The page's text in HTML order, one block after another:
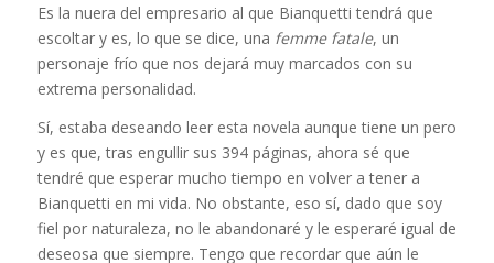
Es la nuera del empresario al que Bianquetti tendrá que
escoltar y es, lo que se dice, una femme fatale, un
personaje frío que nos dejará muy marcados con su
extrema personalidad.
Sí, estaba deseando leer esta novela aunque tiene un pero
y es que, tras engullir sus 394 páginas, ahora sé que
tendré que esperar mucho tiempo en volver a tener a
Bianquetti en mi vida. No obstante, eso sí, dado que soy
fiel por naturaleza, no le abandonaré y le esperaré igual de
deseosa que siempre. Tengo que recordar que aún le